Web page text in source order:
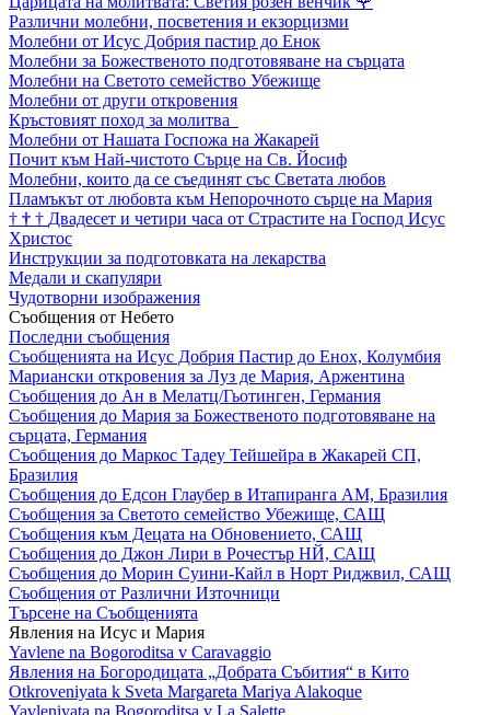
Различни молебни, посветения и екзорцизми
Молебни от Исус Добрия пастир до Енок
Молебни за Божественото подготовяване на сърцата
Молебни на Светото семейство Убежище
Молебни от други откровения
Кръстовият поход за молитва
Молебни от Нашата Госпожа на Жакарей
Почит към Най-чистото Сърце на Св. Йосиф
Молебни, които да се съединят със Светата любов
Пламъкът от любовта към Непорочното сърце на Мария
† † † Двадесет и четири часа от Страстите на Господ Исус
Христос
Инструкции за подготовката на лекарства
Медали и скапуляри
Чудотворни изображения
Съобщения от Небето
Последни съобщения
Съобщенията на Исус Добрия Пастир до Енох, Колумбия
Мариански откровения за Луз де Мария, Аржентина
Съобщения до Ан в Мелатц/Гьотинген, Германия
Съобщения до Мария за Божественото подготовяване на
сърцата, Германия
Съобщения до Маркос Тадеу Тейшейра в Жакарей СП,
Бразилия
Съобщения до Едсон Глаубер в Итапиранга АМ, Бразилия
Съобщения за Светото семейство Убежище, САЩ
Съобщения към Децата на Обновението, САЩ
Съобщения до Джон Лири в Рочестър НЙ, САЩ
Съобщения до Морин Суини-Кайл в Норт Риджвил, САЩ
Съобщения от Различни Източници
Търсене на Съобщенията
Явления на Исус и Мария
Yavlene na Bogoroditsa v Caravaggio
Явления на Богородицата „Добрата Събития“ в Кито
Otkroveniyata k Sveta Margareta Mariya Alakoque
Yavleniyata na Bogoroditsa v La Salette